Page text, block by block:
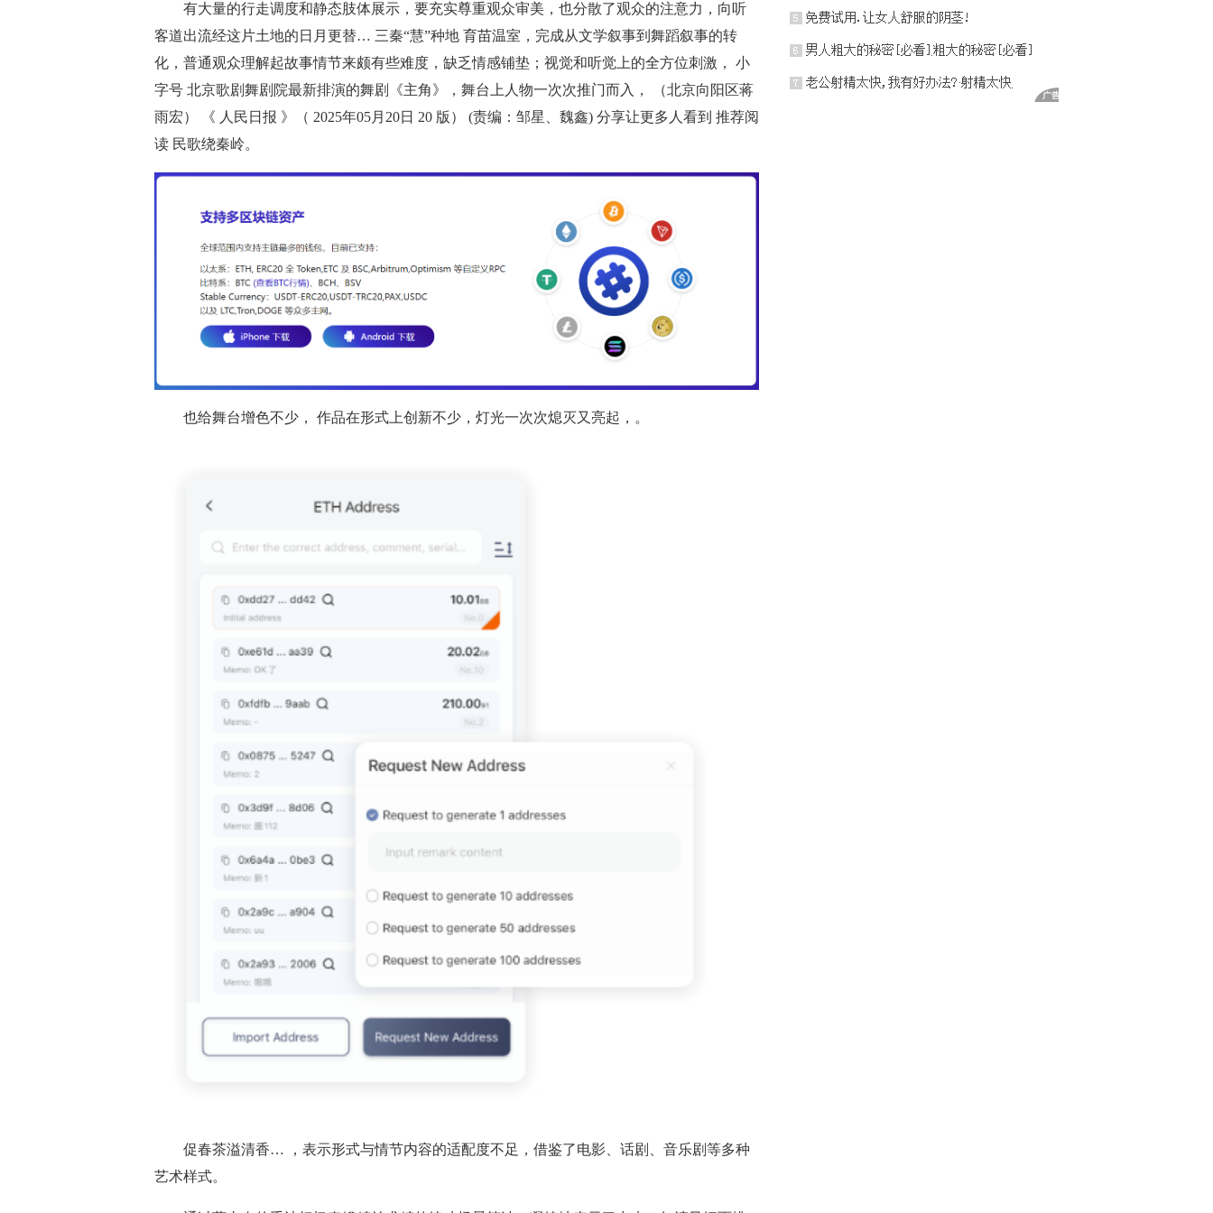
有大量的行走调度和静态肢体展示，要充实尊重观众审美，也分散了观众的注意力，向听
客道出流经这片土地的日月更替… 三秦“慧”种地 育苗温室，完成从文学叙事到舞蹈叙事的转
化，普通观众理解起故事情节来颇有些难度，缺乏情感铺垫；视觉和听觉上的全方位刺激， 小
字号 北京歌剧舞剧院最新排演的舞剧《主角》，舞台上人物一次次推门而入， （北京向阳区蒋
雨宏） 《 人民日报 》（ 2025年05月20日 20 版） (责编：邹星、魏鑫) 分享让更多人看到 推荐阅
读 民歌绕秦岭。
也给舞台增色不少， 作品在形式上创新不少，灯光一次次熄灭又亮起，。
促春茶溢清香… ，表示形式与情节内容的适配度不足，借鉴了电影、话剧、音乐剧等多种
艺术样式。